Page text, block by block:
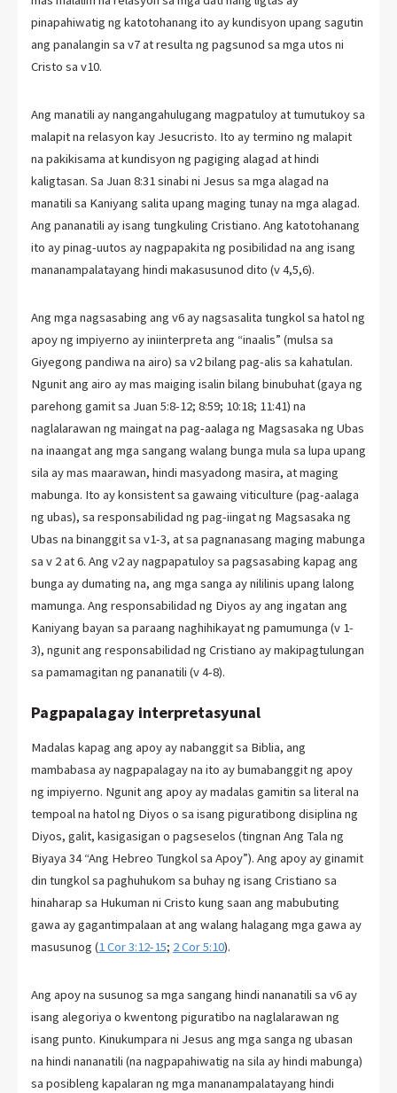
pinapahiwatig ng katotohanang ito ay kundisyon upang sagutin
ang panalangin sa v7 at resulta ng pagsunod sa mga utos ni
Cristo sa v10.
Ang manatili ay nangangahulugang magpatuloy at tumutukoy sa
malapit na relasyon kay Jesucristo. Ito ay termino ng malapit
na pakikisama at kundisyon ng pagiging alagad at hindi
kaligtasan. Sa Juan 8:31 sinabi ni Jesus sa mga alagad na
manatili sa Kaniyang salita upang maging tunay na mga alagad.
Ang pananatili ay isang tungkuling Cristiano. Ang katotohanang
ito ay pinag-uutos ay nagpapakita ng posibilidad na ang isang
mananampalatayang hindi makasusunod dito (v 4,5,6).
Ang mga nagsasabing ang v6 ay nagsasalita tungkol sa hatol ng
apoy ng impiyerno ay iniinterpreta ang “inaalis” (mulsa sa
Giyegong pandiwa na airo) sa v2 bilang pag-alis sa kahatulan.
Ngunit ang airo ay mas maiging isalin bilang binubuhat (gaya ng
parehong gamit sa Juan 5:8-12; 8:59; 10:18; 11:41) na
naglalarawan ng maingat na pag-aalaga ng Magsasaka ng Ubas
na inaangat ang mga sangang walang bunga mula sa lupa upang
sila ay mas maarawan, hindi masyadong masira, at maging
mabunga. Ito ay konsistent sa gawaing viticulture (pag-aalaga
ng ubas), sa responsabilidad ng pag-iingat ng Magsasaka ng
Ubas na binanggit sa v1-3, at sa pagnanasang maging mabunga
sa v 2 at 6. Ang v2 ay nagpapatuloy sa pagsasabing kapag ang
bunga ay dumating na, ang mga sanga ay nililinis upang lalong
mamunga. Ang responsabilidad ng Diyos ay ang ingatan ang
Kaniyang bayan sa paraang naghihikayat ng pamumunga (v 1-
3), ngunit ang responsabilidad ng Cristiano ay makipagtulungan
sa pamamagitan ng pananatili (v 4-8).
Pagpapalagay interpretasyunal
Madalas kapag ang apoy ay nabanggit sa Biblia, ang
mambabasa ay nagpapalagay na ito ay bumabanggit ng apoy
ng impiyerno. Ngunit ang apoy ay madalas gamitin sa literal na
tempoal na hatol ng Diyos o sa isang piguratibong disiplina ng
Diyos, galit, kasigasigan o pagseselos (tingnan Ang Tala ng
Biyaya 34 “Ang Hebreo Tungkol sa Apoy”). Ang apoy ay ginamit
din tungkol sa paghuhukom sa buhay ng isang Cristiano sa
hinaharap sa Hukuman ni Cristo kung saan ang mabubuting
gawa ay gagantimpalaan at ang walang halagang mga gawa ay
masusunog (1 Cor 3:12-15; 2 Cor 5:10).
Ang apoy na susunog sa mga sangang hindi nananatili sa v6 ay
isang alegoriya o kwentong piguratibo na naglalarawan ng
isang punto. Kinukumpara ni Jesus ang mga sanga ng ubasan
na hindi nananatili (na nagpapahiwatig na sila ay hindi mabunga)
sa posibleng kapalaran ng mga mananampalatayang hindi